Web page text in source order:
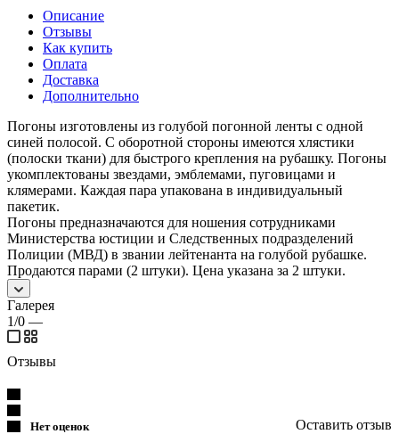
Описание
Отзывы
Как купить
Оплата
Доставка
Дополнительно
Погоны изготовлены из голубой погонной ленты с одной
синей полосой. С оборотной стороны имеются хлястики
(полоски ткани) для быстрого крепления на рубашку. Погоны
укомплектованы звездами, эмблемами, пуговицами и
клямерами. Каждая пара упакована в индивидуальный
пакетик.
Погоны предназначаются для ношения сотрудниками
Министерства юстиции и Следственных подразделений
Полиции (МВД) в звании лейтенанта на голубой рубашке.
Продаются парами (2 штуки). Цена указана за 2 штуки.
Галерея
1/0 —
Отзывы
Нет оценок Оставить отзыв